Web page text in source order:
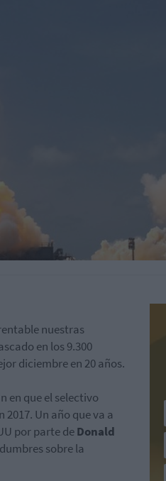
nuestras
en los 9.300
diciembre en 20 años.
en que el selectivo
Un año que va a
por parte deDonald
sobre la